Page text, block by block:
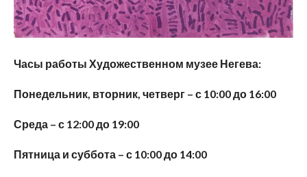
Часы работы Художественном музее Негева:
Понедельник, вторник, четверг – с 10:00 до 16:00
Среда – с 12:00 до 19:00
Пятница и суббота – с 10:00 до 14:00